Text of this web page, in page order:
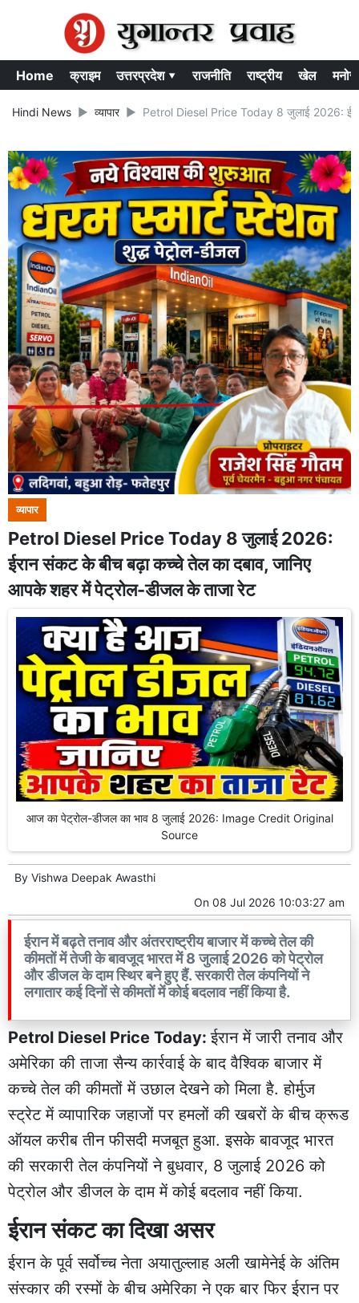
Home क्राइम उत्तरप्रदेश ▾ राजनीति राष्ट्रीय खेल
Hindi News व्यापार Petrol Diesel Price Today 8 जुलाई 2026:
व्यापार
Petrol Diesel Price Today 8 जुलाई 2026:
ईरान संकट के बीच बढ़ा कच्चे तेल का दबाव, जानिए
आपके शहर में पेट्रोल-डीजल के ताजा रेट
आज का पेट्रोल-डीजल का भाव 8 जुलाई 2026: Image Credit Original
Source
By Vishwa Deepak Awasthi
On 08 Jul 2026 10:03:27 am
ईरान में बढ़ते तनाव और अंतरराष्ट्रीय बाजार में कच्चे तेल की
कीमतों में तेजी के बावजूद भारत में 8 जुलाई 2026 को पेट्रोल
और डीजल के दाम स्थिर बने हुए हैं. सरकारी तेल कंपनियों ने
लगातार कई दिनों से कीमतों में कोई बदलाव नहीं किया है.
Petrol Diesel Price Today:ईरान में जारी तनाव और
अमेरिका की ताजा सैन्य कार्रवाई के बाद वैश्विक बाजार में
कच्चे तेल की कीमतों में उछाल देखने को मिला है. होर्मुज
स्ट्रेट में व्यापारिक जहाजों पर हमलों की खबरों के बीच क्रूड
ऑयल करीब तीन फीसदी मजबूत हुआ. इसके बावजूद भारत
की सरकारी तेल कंपनियों ने बुधवार, 8 जुलाई 2026 को
पेट्रोल और डीजल के दाम में कोई बदलाव नहीं किया.
ईरान संकट का दिखा असर
ईरान के पूर्व सर्वोच्च नेता अयातुल्लाह अली खामेनेई के अंतिम
संस्कार की रस्मों के बीच अमेरिका ने एक बार फिर ईरान पर